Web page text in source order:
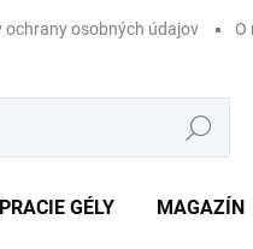
ochrany osobných údajov O
Hľadať
PRACIE GÉLY MAGAZÍN